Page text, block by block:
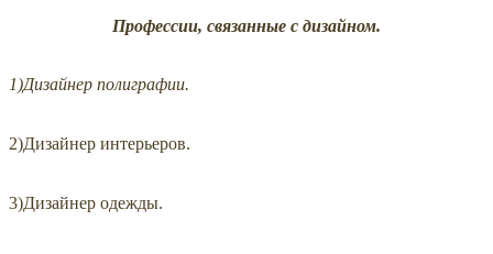
Профессии, связанные с дизайном.
1)Дизайнер полиграфии.
2)Дизайнер интерьеров.
3)Дизайнер одежды.